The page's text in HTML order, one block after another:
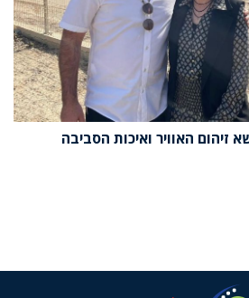
זיהום האוויר ואיכות הסביבה